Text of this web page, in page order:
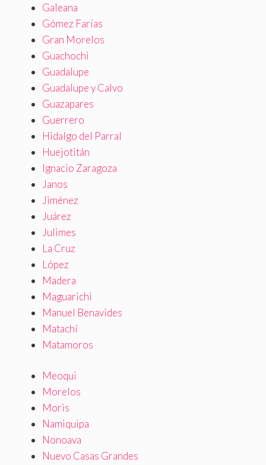
Galeana
Gómez Farías
Gran Morelos
Guachochi
Guadalupe
Guadalupe y Calvo
Guazapares
Guerrero
Hidalgo del Parral
Huejotitán
Ignacio Zaragoza
Janos
Jiménez
Juárez
Julimes
La Cruz
López
Madera
Maguarichi
Manuel Benavides
Matachí
Matamoros
Meoqui
Morelos
Moris
Namiquipa
Nonoava
Nuevo Casas Grandes